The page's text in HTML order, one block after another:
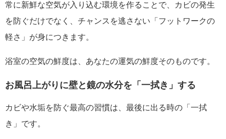
常に新鮮な空気が入り込む環境を作ることで、カビの発生
を防ぐだけでなく、チャンスを逃さない「フットワークの
軽さ」が身につきます。
浴室の空気の鮮度は、あなたの運気の鮮度そのものです。
お風呂上がりに壁と鏡の水分を「一拭き」する
カビや水垢を防ぐ最高の習慣は、最後に出る時の「一拭
き」です。